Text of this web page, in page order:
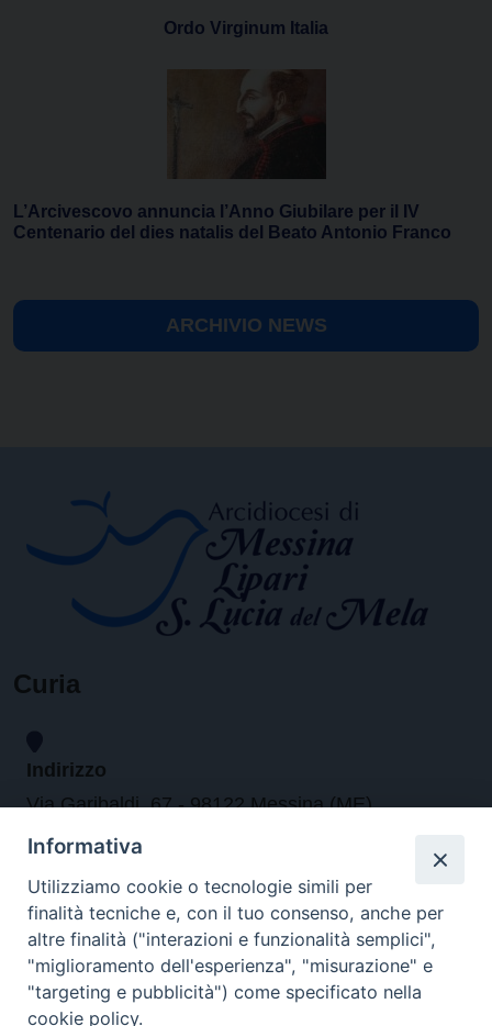
Ordo Virginum Italia
L’Arcivescovo annuncia l’Anno Giubilare per il IV
Centenario del dies natalis del Beato Antonio Franco
ARCHIVIO NEWS
Curia
Indirizzo
Via Garibaldi, 67 - 98122 Messina (ME)
Orari
da lunedi al venerdi dalle ore 9.30 alle 12.30
Contatti
Informativa
Utilizziamo cookie o tecnologie simili per
finalità tecniche e, con il tuo consenso, anche per
altre finalità ("interazioni e funzionalità semplici",
"miglioramento dell'esperienza", "misurazione" e
"targeting e pubblicità") come specificato nella
cookie policy.